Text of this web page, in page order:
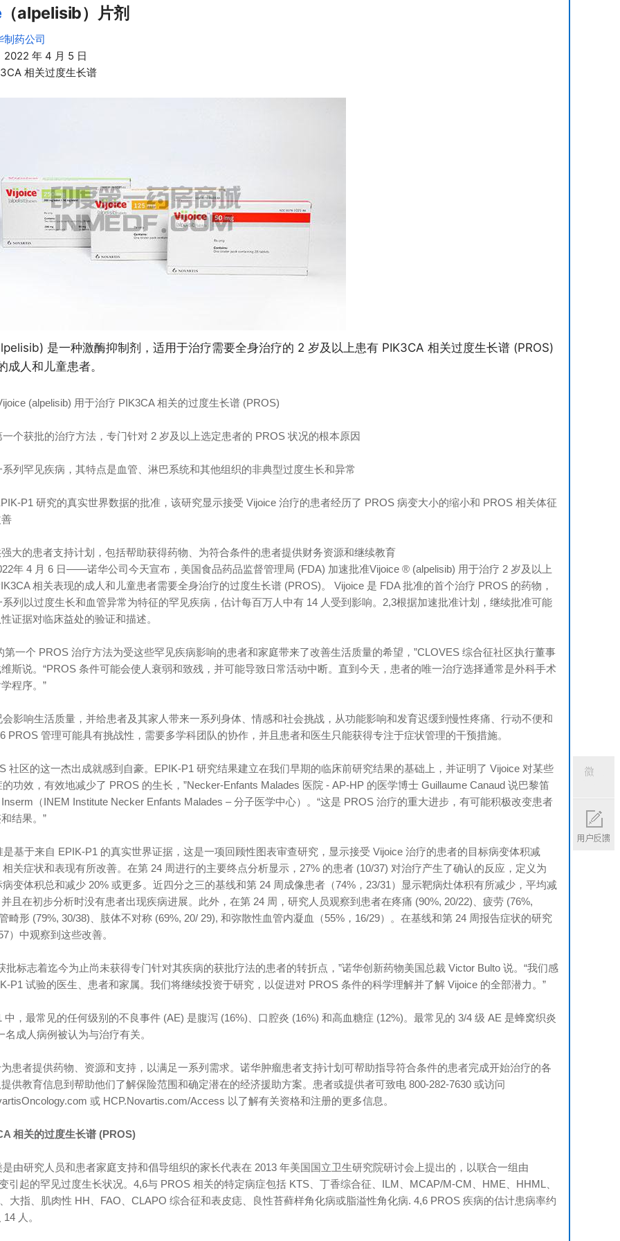
（alpelisib）片剂
制药公司
2022 年 4 月 5 日
相关过度生长谱
是一种激酶抑制剂，适用于治疗需要全身治疗的 2 岁及以上患有 PIK3CA 相关过度生长谱 (PROS)
成人和儿童患者。
(alpelisib) 用于治疗 PIK3CA 相关的过度生长谱 (PROS)
一个获批的治疗方法，专门针对 2 岁及以上选定患者的 PROS 状况的根本原因
列罕见疾病，其特点是血管、淋巴系统和其他组织的非典型过度生长和异常
P1 研究的真实世界数据的批准，该研究显示接受 Vijoice 治疗的患者经历了 PROS 病变大小的缩小和 PROS 相关体征
大的患者支持计划，包括帮助获得药物、为符合条件的患者提供财务资源和继续教育
年 4 月 6 日——诺华公司今天宣布，美国食品药品监督管理局 (FDA) 加速批准Vijoice ®​​ (alpelisib) 用于治疗 2 岁及以上
相关表现的成人和儿童患者需要全身治疗的过度生长谱 (PROS)。 Vijoice 是 FDA 批准的首个治疗 PROS 的药物，
列以过度生长和血管异常为特征的罕见疾病，估计每百万人中有 14 人受到影响。2,3根据加速批准计划，继续批准可能
证据对临床益处的验证和描述。
第一个 PROS 治疗方法为受这些罕见疾病影响的患者和家庭带来了改善生活质量的希望，”CLOVES 综合征社区执行董事
斯说。“PROS 条件可能会使人衰弱和致残，并可能导致日常活动中断。直到今天，患者的唯一治疗选择通常是外科手术
程序。”
影响生活质量，并给患者及其家人带来一系列身体、情感和社会挑战，从功能影响和发育迟缓到慢性疼痛、行动不便和
PROS 管理可能具有挑战性，需要多学科团队的协作，并且患者和医生只能获得专注于症状管理的干预措施。
社区的这一杰出成就感到自豪。EPIK-P1 研究结果建立在我们早期的临床前研究结果的基础上，并证明了 Vijoice 对某些
功效，有效地减少了 PROS 的生长，”Necker-Enfants Malades 医院 - AP-HP 的医学博士 Guillaume Canaud 说巴黎笛
（INEM Institute Necker Enfants Malades – 分子医学中心）。“这是 PROS 治疗的重大进步，有可能积极改变患者
结果。”
是基于来自 EPIK-P1 的真实世界证据，这是一项回顾性图表审查研究，显示接受 Vijoice 治疗的患者的目标病变体积减
关症状和表现有所改善。在第 24 周进行的主要终点分析显示，27% 的患者 (10/37) 对治疗产生了确认的反应，定义为
变体积总和减少 20% 或更多。近四分之三的基线和第 24 周成像患者（74%，23/31）显示靶病灶体积有所减少，平均减
且在初步分析时没有患者出现疾病进展。此外，在第 24 周，研究人员观察到患者在疼痛 (90%, 20/22)、疲劳 (76%,
畸形 (79%, 30/38)、肢体不对称 (69%, 20/ 29), 和弥散性血管内凝血（55%，16/29）。在基线和第 24 周报告症状的研究
）中观察到这些改善。
批标志着迄今为止尚未获得专门针对其疾病的获批疗法的患者的转折点，”诺华创新药物美国总裁 Victor Bulto 说。“我们感
P1 试验的医生、患者和家属。我们将继续投资于研究，以促进对 PROS 条件的科学理解并了解 Vijoice 的全部潜力。”
中，最常见的任何级别的不良事件 (AE) 是腹泻 (16%)、口腔炎 (16%) 和高血糖症 (12%)。最常见的 3/4 级 AE 是蜂窝织炎
名成人病例被认为与治疗有关。
患者提供药物、资源和支持，以满足一系列需求。诺华肿瘤患者支持计划可帮助指导符合条件的患者完成开始治疗的各
供教育信息到帮助他们了解保险范围和确定潜在的经济援助方案。患者或提供者可致电 800-282-7630 或访问
或 HCP.Novartis.com/Access 以了解有关资格和注册的更多信息。
相关的过度生长谱 (PROS)
由研究人员和患者家庭支持和倡导组织的家长代表在 2013 年美国国立卫生研究院研讨会上提出的，以联合一组由
引起的罕见过度生长状况。4,6与 PROS 相关的特定病症包括 KTS、丁香综合征、ILM、MCAP/M-CM、HME、HHML、
大指、肌肉性 HH、FAO、CLAPO 综合征和表皮痣、良性苔藓样角化病或脂溢性角化病. 4,6 PROS 疾病的估计患病率约
人。
微信
扫码